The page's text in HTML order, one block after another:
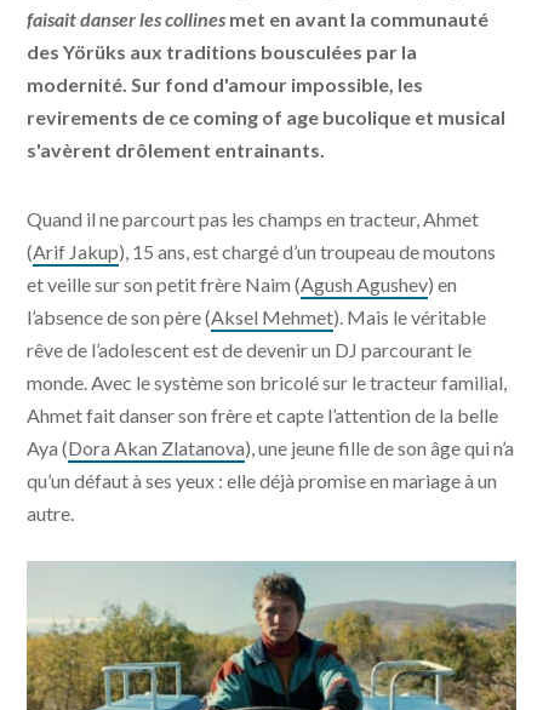
faisait danser les collines met en avant la communauté
des Yörüks aux traditions bousculées par la
modernité. Sur fond d'amour impossible, les
revirements de ce coming of age bucolique et musical
s'avèrent drôlement entrainants.
Quand il ne parcourt pas les champs en tracteur, Ahmet
(Arif Jakup), 15 ans, est chargé d’un troupeau de moutons
et veille sur son petit frère Naim (Agush Agushev) en
l’absence de son père (Aksel Mehmet). Mais le véritable
rêve de l’adolescent est de devenir un DJ parcourant le
monde. Avec le système son bricolé sur le tracteur familial,
Ahmet fait danser son frère et capte l’attention de la belle
Aya (Dora Akan Zlatanova), une jeune fille de son âge qui n’a
qu’un défaut à ses yeux : elle déjà promise en mariage à un
autre.